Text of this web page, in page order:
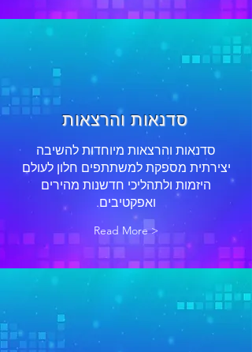
סדנאות והרצאות
סדנאות והרצאות מיוחדות להשיבה
יצירתית מספקת למשתתפים חלון לעולם
היזמות ולתהליכי חדשנות מהירים
ואפקטיבים.
Read More >